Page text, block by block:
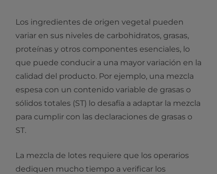
Los ingredientes de origen vegetal pueden
variar en sus niveles de carbohidratos, grasas,
proteínas y otros componentes esenciales, lo
que puede conducir a una mayor variación en la
calidad del producto. Por ejemplo, una mezcla
espesa con un contenido variable de grasas o
sólidos totales (ST) lo desafía a adaptar la mezcla
para cumplir con las declaraciones de grasas o
ST.
La mezcla de lotes requiere que los operarios
dediquen mucho tiempo a verificar los